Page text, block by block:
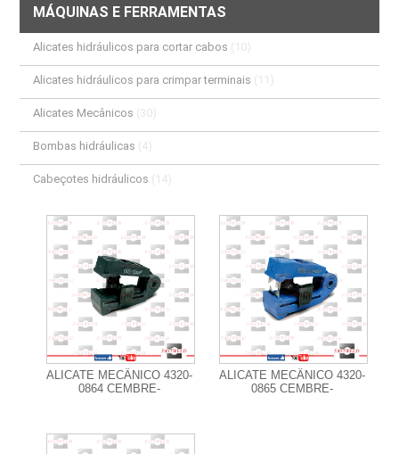
MÁQUINAS E FERRAMENTAS
Alicates hidráulicos para cortar cabos (10)
Alicates hidráulicos para crimpar terminais (11)
Alicates Mecânicos (30)
Bombas hidráulicas (4)
Cabeçotes hidráulicos (14)
+ Informações
ALICATE MECÂNICO 4320-
0864 CEMBRE-
+ Informações
ALICATE MECÂNICO 4320-
0865 CEMBRE-